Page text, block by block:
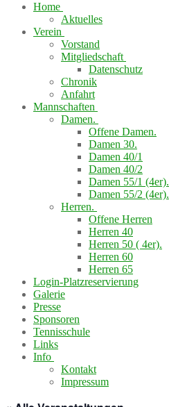
Home
Aktuelles
Verein
Vorstand
Mitgliedschaft
Datenschutz
Chronik
Anfahrt
Mannschaften
Damen.
Offene Damen.
Damen 30.
Damen 40/1
Damen 40/2
Damen 55/1 (4er).
Damen 55/2 (4er).
Herren.
Offene Herren
Herren 40
Herren 50 ( 4er).
Herren 60
Herren 65
Login-Platzreservierung
Galerie
Presse
Sponsoren
Tennisschule
Links
Info
Kontakt
Impressum